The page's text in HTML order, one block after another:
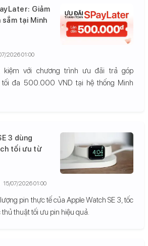
Giảm
tại Minh
kiệm với chương trình ưu đãi trả góp
tối đa 500.000 VND tại hệ thống Minh
2026 01:00
3 dùng
tối ưu từ
pin thực tế của Apple Watch SE 3, tốc
thuật tối ưu pin hiệu quả.
15/07/2026 01:00